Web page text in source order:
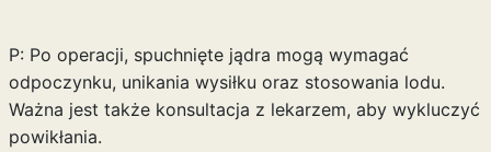
P: Po operacji, spuchnięte jądra mogą wymagać
odpoczynku, unikania wysiłku oraz stosowania lodu.
Ważna jest także konsultacja z lekarzem, aby wykluczyć
powikłania.